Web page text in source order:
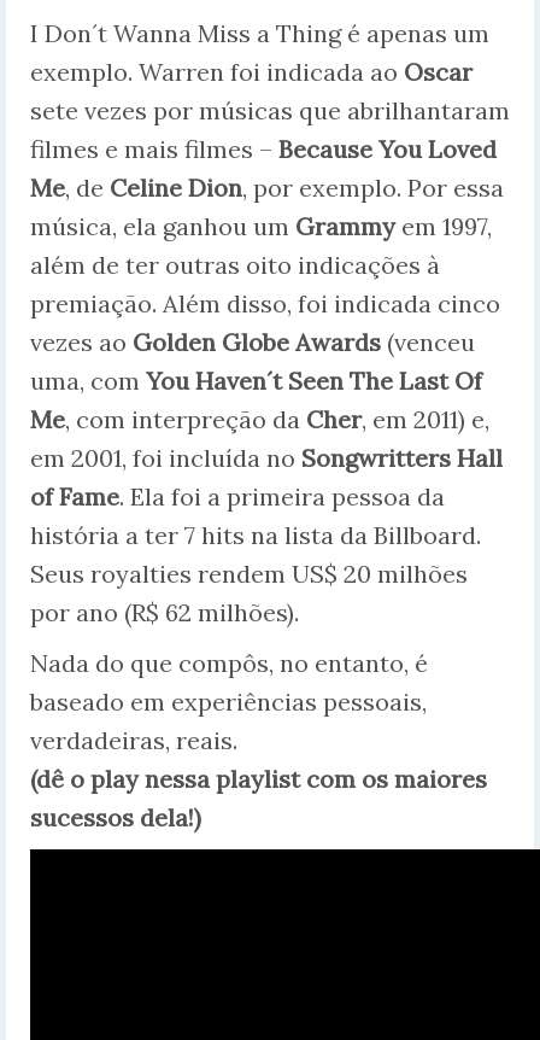
I Don´t Wanna Miss a Thing é apenas um
exemplo. Warren foi indicada ao Oscar
sete vezes por músicas que abrilhantaram
filmes e mais filmes – Because You Loved
Me, de Celine Dion, por exemplo. Por essa
música, ela ganhou um Grammyem 1997,
além de ter outras oito indicações à
premiação. Além disso, foi indicada cinco
vezes ao Golden Globe Awards (venceu
uma, com You Haven´t Seen The Last Of
Me, com interpreção da Cher, em 2011) e,
em 2001, foi incluída no Songwritters Hall
of Fame. Ela foi a primeira pessoa da
história a ter 7 hits na lista da Billboard.
Seus royalties rendem US$ 20 milhões
por ano (R$ 62 milhões).
Nada do que compôs, no entanto, é
baseado em experiências pessoais,
verdadeiras, reais.
(dê o play nessa playlist com os maiores
sucessos dela!)